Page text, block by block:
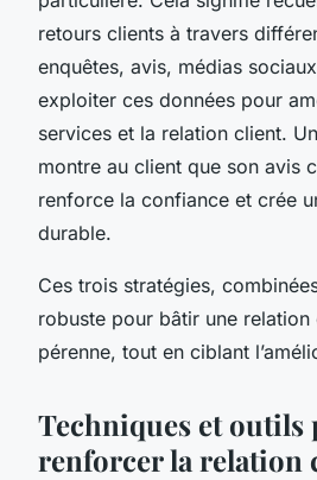
retours clients à travers
enquêtes, avis, médias
exploiter ces données pour
services et la relation client.
montre au client que son avis
renforce la confiance et crée
durable.
Ces trois stratégies,
robuste pour bâtir une
pérenne, tout en ciblant
Techniques et outils
renforcer la relation